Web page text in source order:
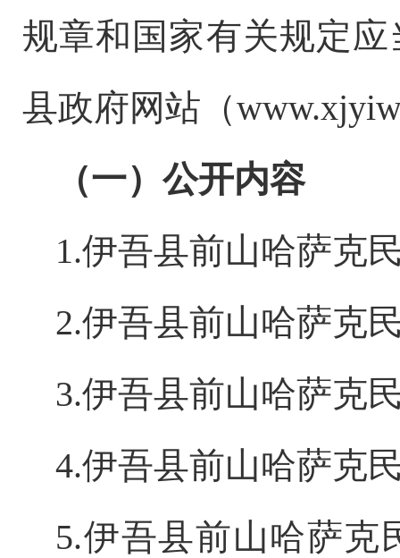
规章和国家有关规定
县政府网站（
（一）公开内容
1.伊吾县前山哈萨克
2.伊吾县前山哈萨克
3.伊吾县前山哈萨克
4.伊吾县前山哈萨克
5.伊吾县前山哈萨克